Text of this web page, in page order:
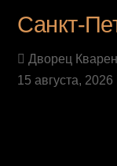
Санкт-
Дворец
15 августа,